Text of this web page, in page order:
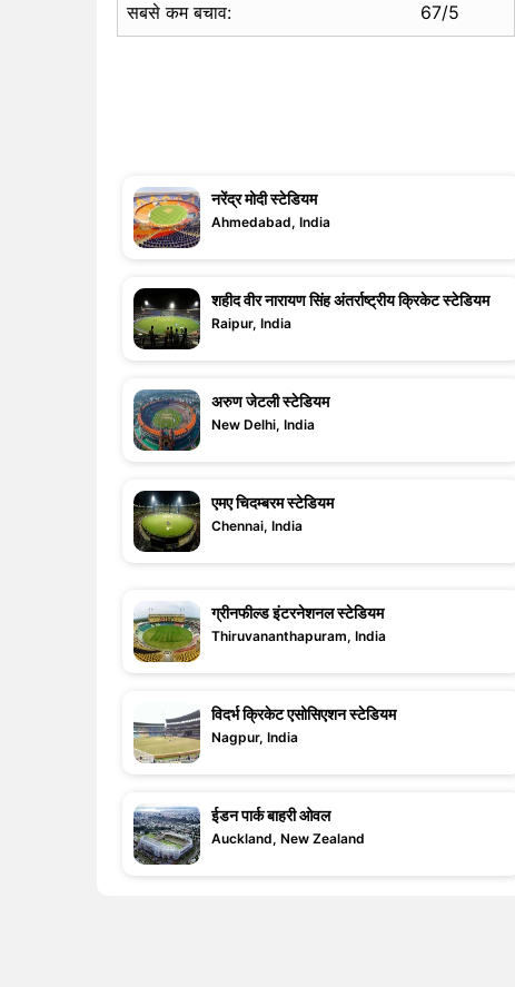
सबसे कम बचाव: 67/5
नरेंद्र मोदी स्टेडियम
Ahmedabad, India
शहीद वीर नारायण सिंह अंतर्राष्ट्रीय क्रिकेट स्टेडियम
Raipur, India
अरुण जेटली स्टेडियम
New Delhi, India
एमए चिदम्बरम स्टेडियम
Chennai, India
ग्रीनफील्ड इंटरनेशनल स्टेडियम
Thiruvananthapuram, India
विदर्भ क्रिकेट एसोसिएशन स्टेडियम
Nagpur, India
ईडन पार्क बाहरी ओवल
Auckland, New Zealand